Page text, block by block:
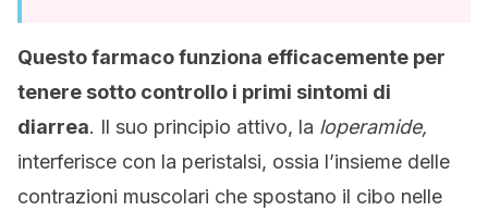
Questo farmaco funziona efficacemente per
tenere sotto controllo i primi sintomi di
diarrea. Il suo principio attivo, la loperamide,
interferisce con la peristalsi, ossia l’insieme delle
contrazioni muscolari che spostano il cibo nelle